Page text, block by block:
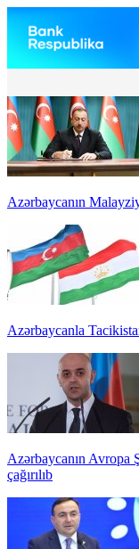
Azərbaycanın
Azərbaycanla
Azərbaycanın Avropa
çağırılıb